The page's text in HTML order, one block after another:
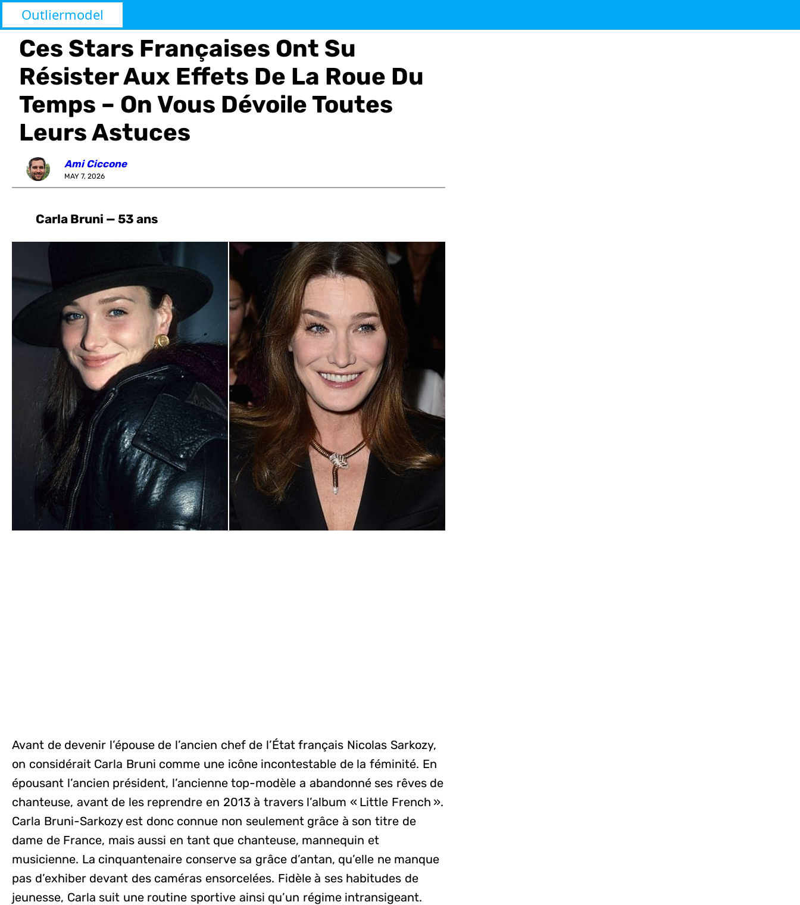
Outliermodel
Ces Stars Françaises Ont Su
Résister Aux Effets De La Roue Du
Temps – On Vous Dévoile Toutes
Leurs Astuces
Ami Ciccone
MAY 7, 2026
Carla Bruni — 53 ans
Avant de devenir l’épouse de l’ancien chef de l’État français Nicolas Sarkozy,
on considérait Carla Bruni comme une icône incontestable de la féminité. En
épousant l’ancien président, l’ancienne top-modèle a abandonné ses rêves de
chanteuse, avant de les reprendre en 2013 à travers l’album « Little French ».
Carla Bruni-Sarkozy est donc connue non seulement grâce à son titre de
dame de France, mais aussi en tant que chanteuse, mannequin et
musicienne. La cinquantenaire conserve sa grâce d’antan, qu’elle ne manque
pas d’exhiber devant des caméras ensorcelées. Fidèle à ses habitudes de
jeunesse, Carla suit une routine sportive ainsi qu’un régime intransigeant.